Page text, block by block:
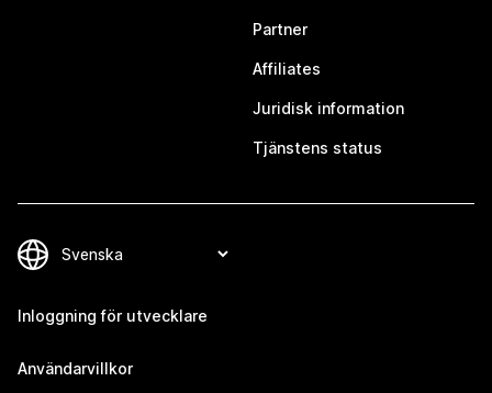
Partner
Affiliates
Juridisk information
Tjänstens status
Inloggning för utvecklare
Användarvillkor